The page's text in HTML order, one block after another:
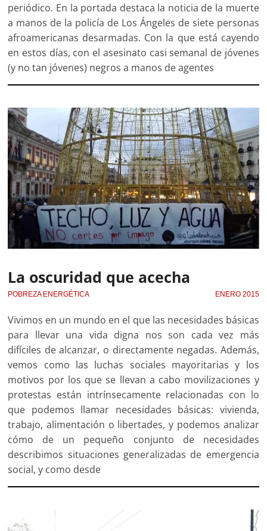
periódico. En la portada destaca la noticia de la muerte
a manos de la policía de Los Ángeles de siete personas
afroamericanas desarmadas. Con la que está cayendo
en estos días, con el asesinato casi semanal de jóvenes
(y no tan jóvenes) negros a manos de agentes
La oscuridad que acecha
POBREZA ENERGÉTICA ENERO 2015
Vivimos en un mundo en el que las necesidades básicas
para llevar una vida digna nos son cada vez más
difíciles de alcanzar, o directamente negadas. Además,
vemos como las luchas sociales mayoritarias y los
motivos por los que se llevan a cabo movilizaciones y
protestas están intrínsecamente relacionadas con lo
que podemos llamar necesidades básicas: vivienda,
trabajo, alimentación o libertades, y podemos analizar
cómo de un pequeño conjunto de necesidades
describimos situaciones generalizadas de emergencia
social, y como desde